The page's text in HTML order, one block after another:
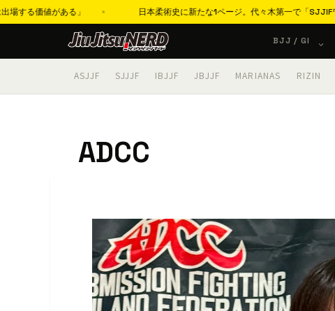
価値がある」 日本柔術史に新たな1ページ。代々木第一で「SJJIFワー
BJJ / GI
ASJJF SJJJF IBJJF JBJJF MARIANAS RIZIN
ADCC